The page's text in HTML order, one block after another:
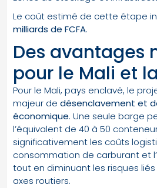
Le coût estimé de cette étape
milliards de FCFA.
Des avantages
pour le Mali et
Pour le Mali, pays enclavé, le
majeur de désenclavement et
économique. Une seule barge
l’équivalent de 40 à 50
significativement les coûts
consommation de carburant et
tout en diminuant les risques liés
axes routiers.